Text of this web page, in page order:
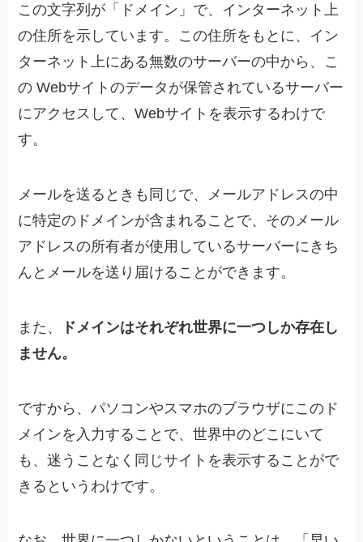
この文字列が「ドメイン」で、インターネット上
の住所を示しています。この住所をもとに、イン
ターネット上にある無数のサーバーの中から、こ
の Webサイトのデータが保管されているサーバー
にアクセスして、Webサイトを表示するわけで
す。
メールを送るときも同じで、メールアドレスの中
に特定のドメインが含まれることで、そのメール
アドレスの所有者が使用しているサーバーにきち
んとメールを送り届けることができます。
また、
ドメインはそれぞれ世界に一つしか存在し
ません。
ですから、パソコンやスマホのブラウザにこのド
メインを入力することで、世界中のどこにいて
も、迷うことなく同じサイトを表示することがで
きるというわけです。